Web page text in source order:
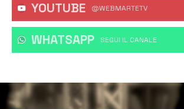
YOUTUBE @WEBMARTETV
WHATSAPP ‎SEGUI IL CANALE